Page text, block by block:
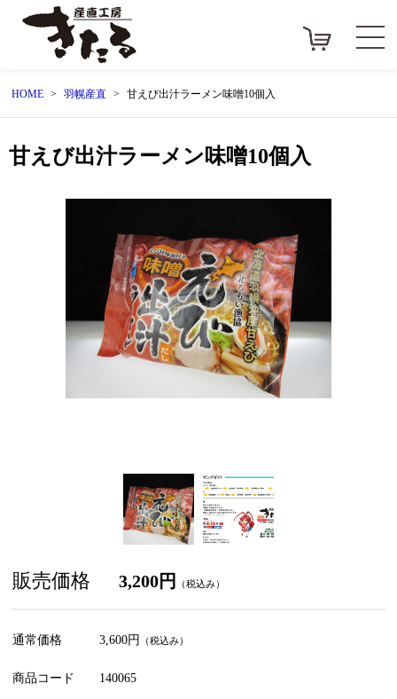
HOME 羽幌産直 甘えび出汁ラーメン味噌10個入
甘えび出汁ラーメン味噌10個入
販売価格 3,200円 （税込み）
通常価格 3,600円 （税込み）
商品コード 140065